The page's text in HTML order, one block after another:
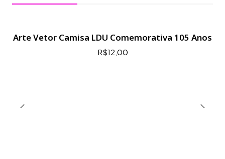
Arte Vetor Camisa LDU Comemorativa 105 Anos
R$12,00